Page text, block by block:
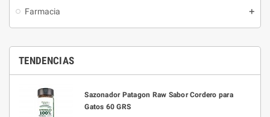
Farmacia
TENDENCIAS
Sazonador Patagon Raw Sabor Cordero para
Gatos 60 GRS